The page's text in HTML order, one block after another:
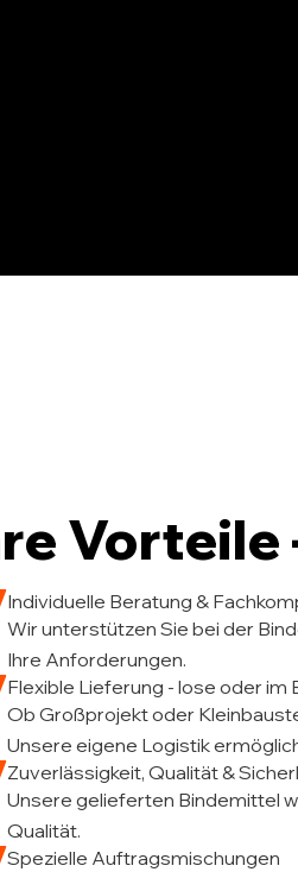
Vorteile
Individuelle Beratung &
Wir unterstützen Sie bei der
Ihre Anforderungen.
Flexible Lieferung - lose oder im
Ob Großprojekt oder
Unsere eigene Logistik
Zuverlässigkeit, Qualität &
Unsere gelieferten Bindemittel
Qualität.
Spezielle Auftragsmischungen